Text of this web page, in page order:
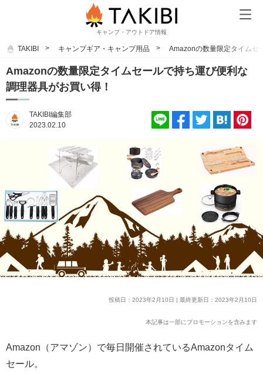
キャンプ・アウトドア情報
TAKIBI キャンプギア・キャンプ用品 Amazonの数量限定タイムセ
Amazonの数量限定タイムセールで持ち運び便利な
調理器具がお買い得！
TAKIBI編集部
2023.02.10
投稿日：2023年2月10日 | 最終更新日：2023年2月10日
本記事は一部にプロモーションを含みます
Amazon（アマゾン）で毎日開催されているAmazonタイム
セール。